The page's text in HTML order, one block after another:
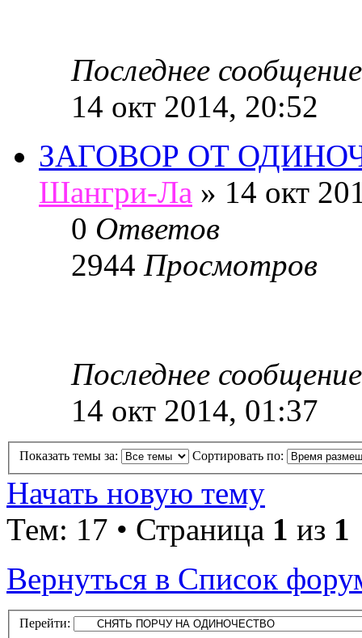
Последнее сообщение
14 окт 2014, 20:52
ЗАГОВОР ОТ
Шангри-Ла » 14 окт
0 Ответов
2944 Просмотров
Последнее сообщение
14 окт 2014, 01:37
Показать темы за: Сортировать по:
Начать новую тему
Тем: 17 • Страница 1 из 1
Вернуться в Список
Перейти: